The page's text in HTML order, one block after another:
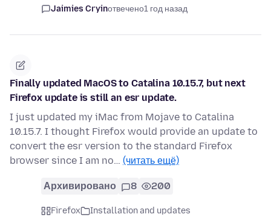
Jaimies Cryinотвечено1 год назад
Finally updated MacOS to Catalina 10.15.7, but next
Firefox update is still an esr update.
I just updated my iMac from Mojave to Catalina
10.15.7. I thought Firefox would provide an update to
convert the esr version to the standard Firefox
browser since I am no… (читать ещё)
Архивировано 8 200
Firefox
Installation and updates